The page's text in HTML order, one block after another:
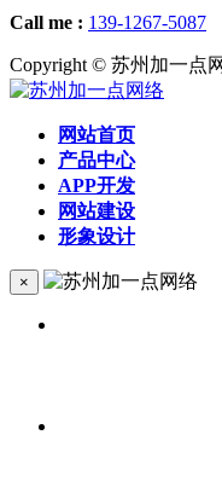
Call me : 139-1267-5087
Copyright © 苏州加一点
网站首页
产品中心
APP开发
网站建设
形象设计
×